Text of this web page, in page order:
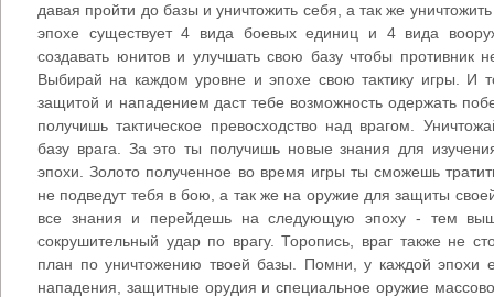
давая пройти до базы и уничтожить себя, а так же
эпохе существует 4 вида боевых единиц и 4 вида
создавать юнитов и улучшать свою базу чтобы противник
Выбирай на каждом уровне и эпохе свою тактику игры. И
защитой и нападением даст тебе возможность одержать
получишь тактическое превосходство над врагом.
базу врага. За это ты получишь новые знания для
эпохи. Золото полученное во время игры ты сможешь
не подведут тебя в бою, а так же на оружие для защиты
все знания и перейдешь на следующую эпоху - тем
сокрушительный удар по врагу. Торопись, враг также не
план по уничтожению твоей базы. Помни, у каждой эпохи
нападения, защитные орудия и специальное оружие